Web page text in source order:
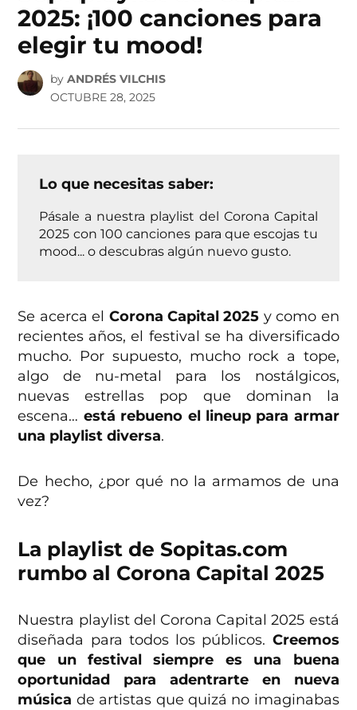
2025: ¡100 canciones para
elegir tu mood!
by ANDRÉS VILCHIS
OCTUBRE 28, 2025
Lo que necesitas saber:
Pásale a nuestra playlist del Corona Capital
2025 con 100 canciones para que escojas tu
mood... o descubras algún nuevo gusto.
Se acerca el Corona Capital 2025 y como en
recientes años, el festival se ha diversificado
mucho. Por supuesto, mucho rock a tope,
algo de nu-metal para los nostálgicos,
nuevas estrellas pop que dominan la
escena… está rebueno el lineup para armar
una playlist diversa.
De hecho, ¿por qué no la armamos de una
vez?
La playlist de Sopitas.com
rumbo al Corona Capital 2025
Nuestra playlist del Corona Capital 2025 está
diseñada para todos los públicos. Creemos
que un festival siempre es una buena
oportunidad para adentrarte en nueva
música de artistas que quizá no imaginabas